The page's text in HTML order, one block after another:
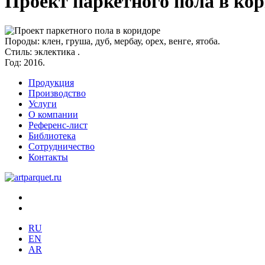
Породы: клен, груша, дуб, мербау, орех, венге, ятоба.
Стиль: эклектика .
Год: 2016.
Продукция
Производство
Услуги
О компании
Референс-лист
Библиотека
Сотрудничество
Контакты
RU
EN
AR